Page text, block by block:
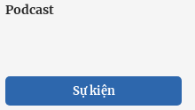
Podcast
Sự kiện